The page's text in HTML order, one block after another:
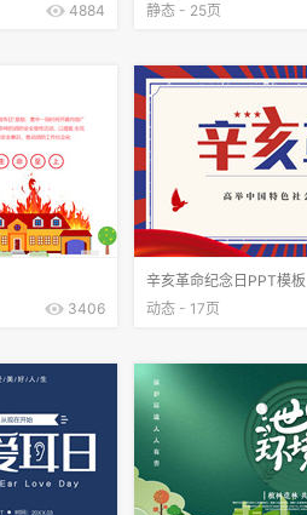
4884
静态 - 25页
3406
辛亥革命纪念日PPT模板
动态 - 17页